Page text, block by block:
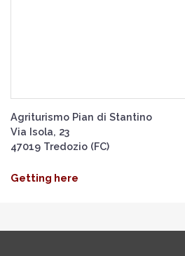
Agriturismo Pian di Stantino
Via Isola, 23
47019 Tredozio (FC)
Getting here